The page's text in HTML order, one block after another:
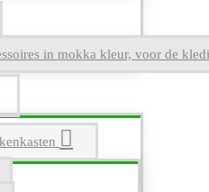
in mokka kleur, voor de